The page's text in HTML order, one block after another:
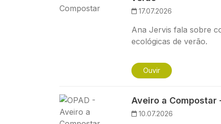
17.07.2026
Ana Jervis fala sobre
ecológicas de verão.
Ouvir
Imagem Aveiro a Compostar
10.07.2026